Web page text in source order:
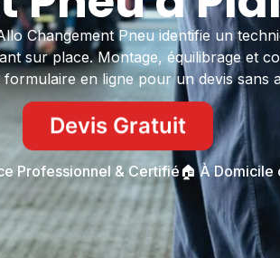
Changement Pneu identifie un
sur place. Montage, équilibrage et
formulaire en ligne pour un devis sans
Devis Gratuit
Professionnel & Certifié🏠 À Domicile